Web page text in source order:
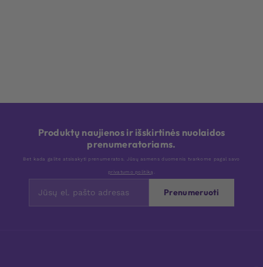
Produktų naujienos ir išskirtinės nuolaidos
prenumeratoriams.
Bet kada galite atsisakyti prenumeratos. Jūsų asmens duomenis tvarkome pagal savo
privatumo politiką .
Prenumeruoti